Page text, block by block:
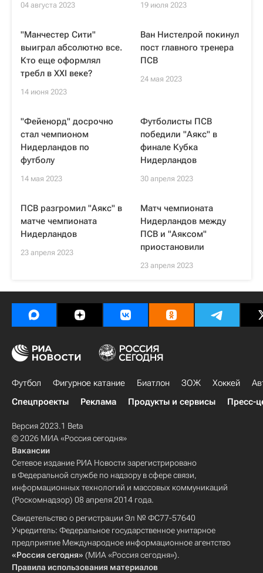
04 августа 2023 19 июля 2023
"Манчестер Сити"
выиграл абсолютно все.
Кто еще оформлял
требл в XXI веке?
14 июня 2023
Ван Нистелрой покинул
пост главного тренера
ПСВ
24 мая 2023
"Фейенорд" досрочно
стал чемпионом
Нидерландов по
футболу
14 мая 2023
Футболисты ПСВ
победили "Аякс" в
финале Кубка
Нидерландов
30 апреля 2023
ПСВ разгромил "Аякс" в
матче чемпионата
Нидерландов
23 апреля 2023
Матч чемпионата
Нидерландов между
ПСВ и "Аяксом"
приостановили
23 апреля 2023
Футбол Фигурное катание Биатлон ЗОЖ Хоккей
Спецпроекты
Реклама Продукты и сервисы Пресс-
Версия 2023.1 Beta
© 2026 МИА «Россия сегодня»
Вакансии
Сетевое издание РИА Новости зарегистрировано
в Федеральной службе по надзору в сфере связи,
информационных технологий и массовых коммуникаций
(Роскомнадзор) 08 апреля 2014 года.
Свидетельство о регистрации Эл № ФС77-57640
Учредитель: Федеральное государственное унитарное
предприятие Международное информационное агентство
«Россия сегодня» (МИА «Россия сегодня»).
Правила использования материалов